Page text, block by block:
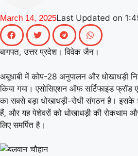
रिकॉर्ड समारोह में
गर्व से भर उठा यूपी
March 14, 2025Last Updated on
बागपत, उत्तर प्रदेश। विवेक जैन।
अबूधाबी में कोप-28 अनुपालन और धोखाधड़ी
किया गया। एसोसिएशन ऑफ सर्टिफाइड फ्रॉड
का सबसे बड़ा धोखाधड़ी-रोधी संगठन है।
हैं, और यह पेशेवरों को धोखाधड़ी की रोकथाम
लिए समर्पित है।